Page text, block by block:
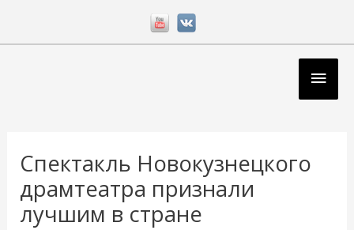
Спектакль Новокузнецкого
драмтеатра признали
лучшим в стране
записям